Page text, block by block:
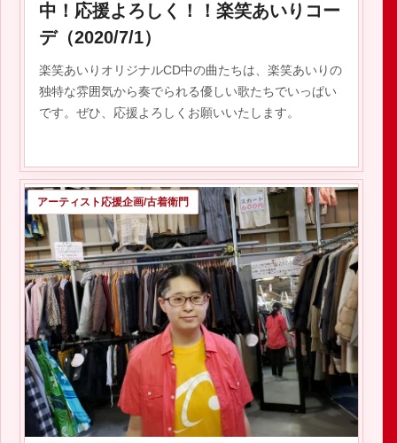
中！応援よろしく！！楽笑あいりコー
デ（2020/7/1）
楽笑あいりオリジナルCD中の曲たちは、楽笑あいりの
独特な雰囲気から奏でられる優しい歌たちでいっぱい
です。ぜひ、応援よろしくお願いいたします。
2020.07.01
アーティスト応援企画/古着衛門